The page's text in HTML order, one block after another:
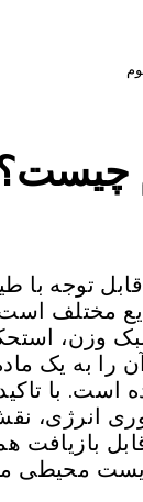
قابل توجه با
مختلف
وزن،
را به یک
است. با
انرژی،
بازیافت
محیطی